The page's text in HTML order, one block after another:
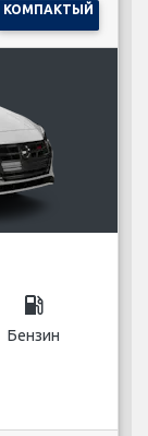
КОМПАКТЫЙ
local_gas_station
Бензин